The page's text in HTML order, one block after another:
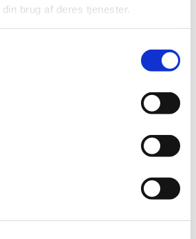
brug af deres tjenester.